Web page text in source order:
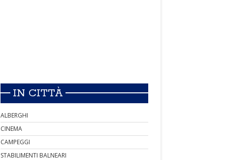
IN CITTÀ
ALBERGHI
CINEMA
CAMPEGGI
STABILIMENTI BALNEARI